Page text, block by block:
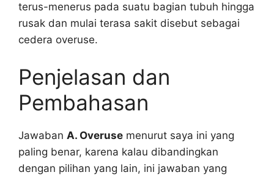
terus-menerus pada suatu bagian tubuh hingga
rusak dan mulai terasa sakit disebut sebagai
cedera overuse.
Penjelasan dan
Pembahasan
Jawaban A. Overuse menurut saya ini yang
paling benar, karena kalau dibandingkan
dengan pilihan yang lain, ini jawaban yang